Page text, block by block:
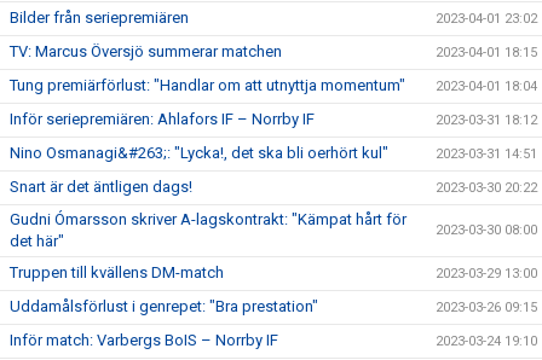
Bilder från seriepremiären 2023-04-01 23:02
TV: Marcus Översjö summerar matchen 2023-04-01 18:15
Tung premiärförlust: "Handlar om att utnyttja momentum" 2023-04-01 18:04
Inför seriepremiären: Ahlafors IF – Norrby IF 2023-03-31 18:12
Nino Osmanagi&#263;: "Lycka!, det ska bli oerhört kul" 2023-03-31 14:51
Snart är det äntligen dags! 2023-03-30 20:22
Gudni Ómarsson skriver A-lagskontrakt: "Kämpat hårt för
det här"
2023-03-30 08:00
Truppen till kvällens DM-match 2023-03-29 13:00
Uddamålsförlust i genrepet: "Bra prestation" 2023-03-26 09:15
Inför match: Varbergs BoIS – Norrby IF 2023-03-24 19:10